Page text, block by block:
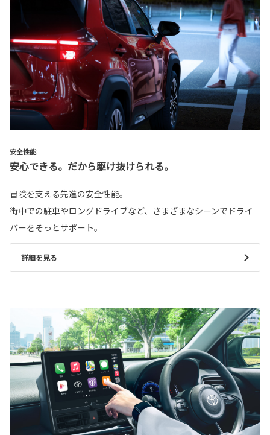
安全性能
安心できる。だから駆け抜けられる。
冒険を支える先進の安全性能。
街中での駐車やロングドライブなど、さまざまなシーンでドライ
バーをそっとサポート。
詳細を見る